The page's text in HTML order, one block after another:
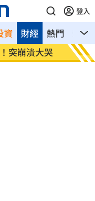
登入
資 熱門 影音
財經
崩潰大哭 王凱